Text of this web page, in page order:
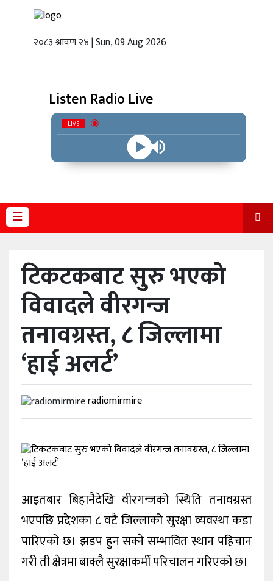
२०८३ श्रावण २४ | Sun, 09 Aug 2026
Listen Radio Live
LIVE
☰
विचार
English
विविध
प्रदेश
टिकटकबाट सुरु भएको
विवादले वीरगन्ज
तनावग्रस्त, ८ जिल्लामा
‘हाई अलर्ट’
radiomirmire
आइतबार बिहानैदेखि वीरगन्जको स्थिति तनावग्रस्त
भएपछि प्रदेशका ८ वटै जिल्लाको सुरक्षा व्यवस्था कडा
पारिएको छ। झडप हुन सक्ने सम्भावित स्थान पहिचान
गरी ती क्षेत्रमा बाक्लै सुरक्षाकर्मी परिचालन गरिएको छ।